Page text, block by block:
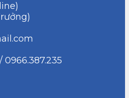
0966.387.235